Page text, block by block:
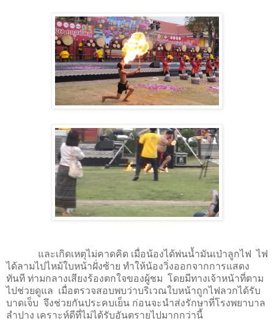
และเกิดเหตุไม่คาดคิด เมื่อน้องได้พ่นน้ำมันเป่าลูกไฟ ไฟ
ได้ลามไปไหม้ใบหน้าฝั่งซ้าย ทำให้น้องวิ่งออกจากการแสดง
ทันที ท่ามกลางเสียงร้องตกใจของผู้ชม โดยมีทางเจ้าหน้าที่ตาม
ไปช่วยดูแล เมื่อตรวจสอบพบว่าบริเวณใบหน้าถูกไฟลวกได้รับ
บาดเจ็บ จึงช่วยกันประคบเย็น ก่อนจะนำส่งรักษาที่โรงพยาบาล
ลำปาง เคราะห์ดีที่ไม่ได้รับอันตรายไปมากกว่านี้